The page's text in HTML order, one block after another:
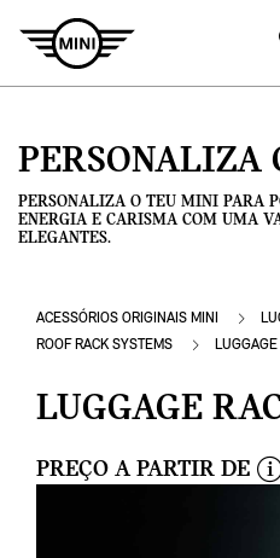
PERSONALIZA
PERSONALIZA O TEU MINI PARA
ENERGIA E CARISMA COM UMA
ELEGANTES.
ACESSÓRIOS ORIGINAIS MINI
ROOF RACK SYSTEMS
LUGGAGE
PREÇO A PARTIR DE